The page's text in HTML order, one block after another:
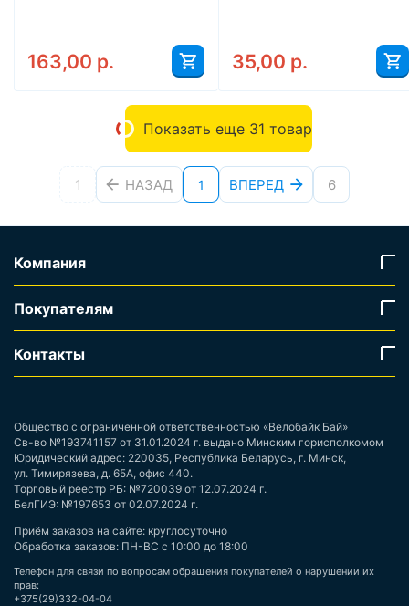
163,00 р. 35,00 р.
Показать еще 31 товар
1 НАЗАД 1 ВПЕРЕД 6
Компания
Покупателям
Контакты
Общество с ограниченной ответственностью «Велобайк Бай»
Св-во №193741157 от 31.01.2024 г. выдано Минским горисполкомом
Юридический адрес: 220035, Республика Беларусь, г. Минск,
ул. Тимирязева, д. 65А, офис 440.
Торговый реестр РБ: №720039 от 12.07.2024 г.
БелГИЭ: №197653 от 02.07.2024 г.
Приём заказов на сайте: круглосуточно
Обработка заказов: ПН-ВС с 10:00 до 18:00
Телефон для связи по вопросам обращения покупателей о нарушении их
прав:
+375(29)332-04-04